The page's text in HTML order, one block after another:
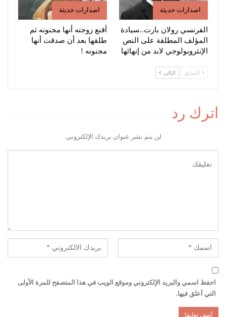
اصدارات حديثة
الفرنسي رولان بارت..سيادة
المؤلف المطلقة على النص
الإنثروبولوجي لابد من إنهائها
اصدارات حديثة
أقنع زوجته أنها مجنونه ثم
طلقها بعد أن صدقت أنها
مجنونه !
السابق التالي
اترك رد
لن يتم نشر عنوان بريدك الإلكتروني.
احفظ اسمي والبريد الإلكتروني وموقع الويب في هذا المتصفح للمرة الأولى
التي أعلق فيها.